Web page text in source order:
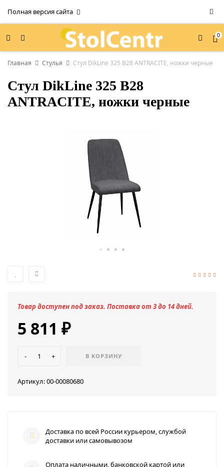
Полная версия сайта
0
Главная Стулья Стул DikLine 325 B28 ANTRACITE, ножки черные
Стул DikLine 325 B28
ANTRACITE, ножки черные
Товар доступен под заказ. Поставка от 3 до 14 дней.
5 811 ₽
- + В КОРЗИНУ
Артикул:00-00080680
Доставка по всей России курьером, службой
доставки или самовывозом
Оплата наличными, банковской картой или